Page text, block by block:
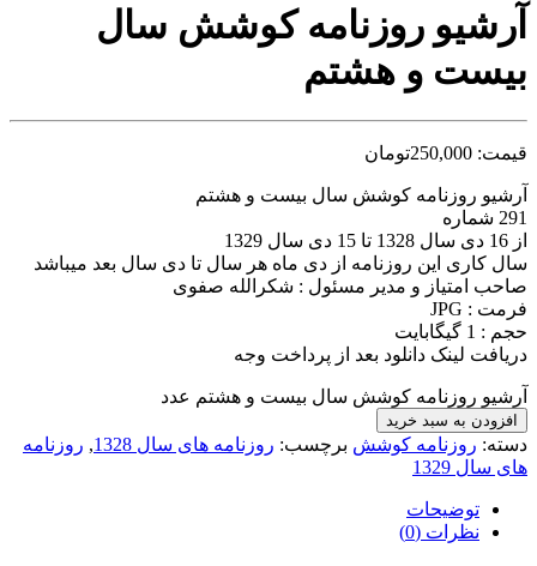
آرشیو روزنامه کوشش سال
بیست و هشتم
قیمت: 250,000تومان
آرشیو روزنامه کوشش سال بیست و هشتم
291 شماره
از 16 دی سال 1328 تا 15 دی سال 1329
سال کاری این روزنامه از دی ماه هر سال تا دی سال بعد میباشد
صاحب امتیاز و مدیر مسئول : شکرالله صفوی
فرمت : JPG
حجم : 1 گیگابایت
دریافت لینک دانلود بعد از پرداخت وجه
آرشیو روزنامه کوشش سال بیست و هشتم عدد
افزودن به سبد خرید
دسته: روزنامه کوشش برچسب: روزنامه های سال 1328 , روزنامه
های سال 1329
توضیحات
نظرات (0)